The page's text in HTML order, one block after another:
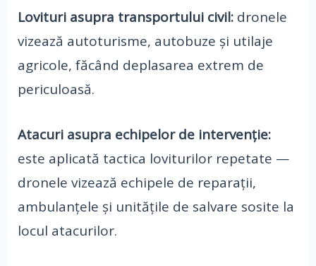
Lovituri asupra transportului civil:dronele
vizează autoturisme, autobuze și utilaje
agricole, făcând deplasarea extrem de
periculoasă.
Atacuri asupra echipelor de intervenție:
este aplicată tactica loviturilor repetate —
dronele vizează echipele de reparații,
ambulanțele și unitățile de salvare sosite la
locul atacurilor.